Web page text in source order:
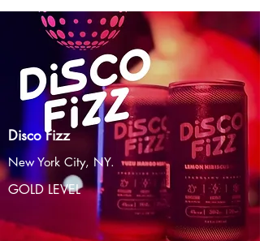
Disco Fizz
New York City, NY.
GOLD LEVEL